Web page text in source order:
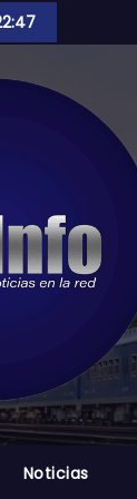
Noticias